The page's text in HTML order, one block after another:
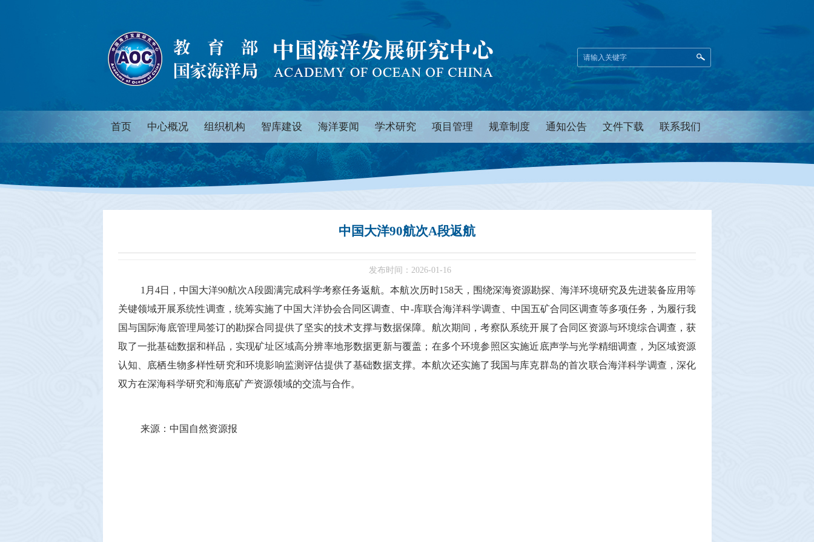
首页 中心概况 组织机构 智库建设 海洋要闻 学术研究 项目管理 规章制度 通知公告 文件下载 联系我们
中国大洋90航次A段返航
发布时间：2026-01-16
1 月 4日，中国大洋90航次A段圆满完成科学考察任务返航。本航次历时158天，围绕深海资源勘探、海洋环境研究及先进装备应用等
关键领域开展系统性调查，统筹实施了中国大洋协会合同区调查、中-库联合海洋科学调查、中国五矿合同区调查等多项任务，为履行我
国与国际海底管理局签订的勘探合同提供了坚实的技术支撑与数据保障。航次期间，考察队系统开展了合同区资源与环境综合调查，获
取了一批基础数据和样品，实现矿址区域高分辨率地形数据更新与覆盖；在多个环境参照区实施近底声学与光学精细调查，为区域资源
认知、底栖生物多样性研究和环境影响监测评估提供了基础数据支撑。本航次还实施了我国与库克群岛的首次联合海洋科学调查，深化
双方在深海科学研究和海底矿产资源领域的交流与合作。
来源：中国自然资源报